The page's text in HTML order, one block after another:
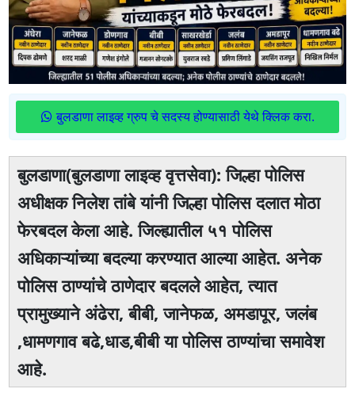
बुलडाणा लाइव्ह ग्रुप चे सदस्य होण्यासाठी येथे क्लिक करा.
बुलडाणा(बुलडाणा लाइव्ह वृत्तसेवा): जिल्हा पोलिस
अधीक्षक निलेश तांबे यांनी जिल्हा पोलिस दलात मोठा
फेरबदल केला आहे. जिल्ह्यातील ५१ पोलिस
अधिकाऱ्यांच्या बदल्या करण्यात आल्या आहेत. अनेक
पोलिस ठाण्यांचे ठाणेदार बदलले आहेत, त्यात
प्रामुख्याने अंढेरा, बीबी, जानेफळ, अमडापूर, जलंब
,धामणगाव बढे,धाड,बीबी या पोलिस ठाण्यांचा समावेश
आहे.